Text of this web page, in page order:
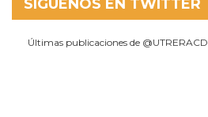
SÍGUENOS EN TWITTER
Últimas publicaciones de @UTRERACD